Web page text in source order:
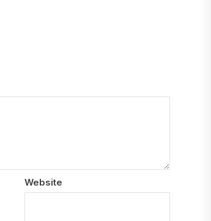
Website